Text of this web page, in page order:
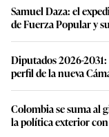
Samuel Daza: el
de Fuerza Popular y
Diputados 2026-
perfil de la nueva
Colombia se suma al
la política exterior